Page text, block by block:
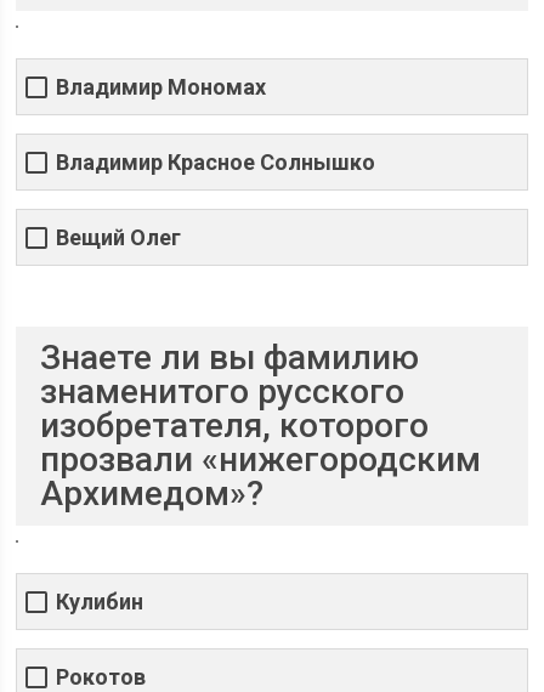
Владимир Мономах
Владимир Красное Солнышко
Вещий Олег
Знаете ли вы фамилию
знаменитого русского
изобретателя, которого
прозвали «нижегородским
Архимедом»?
Кулибин
Рокотов